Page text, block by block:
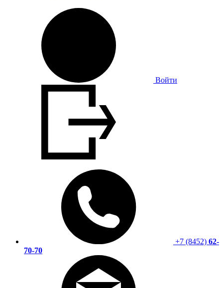
Войти
+7 (8452) 62-
70-70